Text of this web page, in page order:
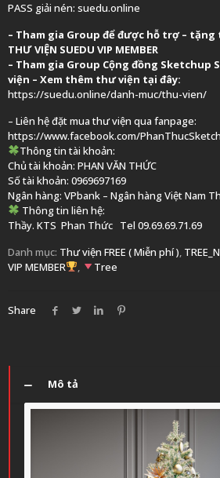
PASS giải nén: suedu.online
– Tham gia Group để được hỗ trợ – tặng
THƯ VIỆN SUEDU VIP MEMBER
– Tham gia Group Cộng đồng Sketchup
viện – Xem thêm thư viện tại đây:
https://suedu.online/danh-muc/thu-vien/
– Liên hệ đặt mua thư viện qua fanpage:
https://www.facebook.com/
Thông tin tài khoản:
Chủ tài khoản: PHAN VĂN THỨC
Số tài khoản: 0969697169
Ngân hàng: VPbank – Ngân hàng Việt Nam
Thông tin liên hệ:
Thầy. KTS Phan Thức Tel 09.69.69.71.69
Danh mục: Thư viện FREE ( Miễn phí ),
VIP MEMBER
, Tree
Share
Mô tả